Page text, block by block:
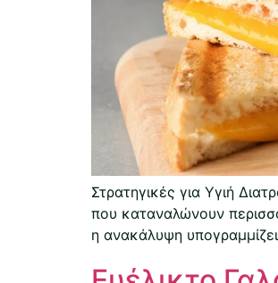
Στρατηγικές για Υγιή
που καταναλώνουν
η ανακάλυψη